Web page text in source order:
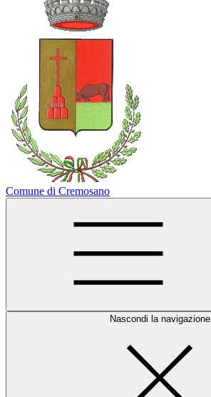
Comune di Cremosano
Nascondi la navigazione